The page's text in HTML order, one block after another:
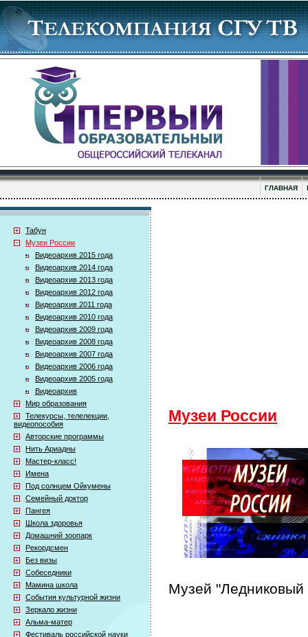
ГЛАВНАЯ
Табун
Музеи России
Видеоархив 2015 года
Видеоархив 2014 года
Видеоархив 2013 года
Видеоархив 2012 года
Видеоархив 2011 года
Видеоархив 2010 года
Видеоархив 2009 года
Видеоархив 2008 года
Видеоархив 2007 года
Видеоархив 2006 года
Видеоархив 2005 года
Видеоархив
Мир образования
Телекурсы, телелекции,
видеопособия
Авторские программы
Нить Ариадны
Мастер-класс!
Имена
Под солнцем Ойкумены
Семейный доктор
Пангея
Школа здоровья
Домашний зоопарк
Рекордсмен
Без визы
Собеседники
Мамина школа
События культурной жизни
Зеркало жизни
Альма-матер
Фестиваль российской науки
Музеи России
Музей "Ледниковый